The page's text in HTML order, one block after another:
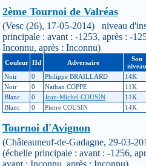
2ème Tournoi de Valréas
(Vesc (26), 17-05-2014) niveau
principale : avant : -1253, après : -
Inconnu, après : Inconnu)
Couleur Hd Adversaire
Son
niveau
Noir
0 Philippe BRAILLARD 14K
Noir
0 Nathan COPPE 11K
Blanc
0 Jean-Michel COUSIN 11K
Blanc
0 Pierre COUSIN 14K
Tournoi d'Avignon
(Châteauneuf-de-Gadagne, 29-03-
(échelle principale : avant : -1256,